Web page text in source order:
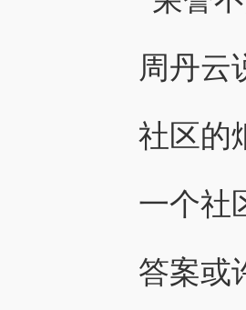
周丹云
社区的
一个社
答案或